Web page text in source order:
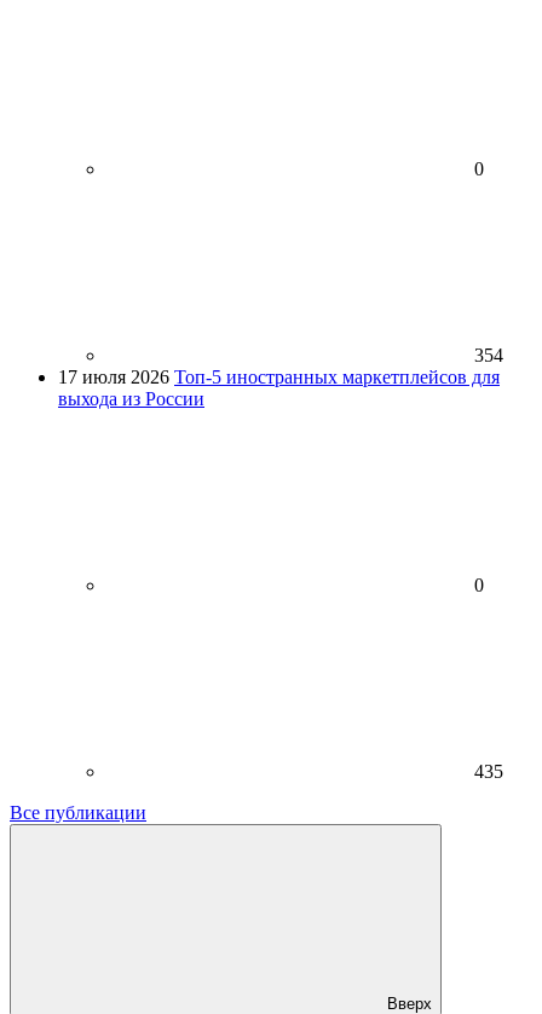
0
354
17 июля 2026 Топ-5 иностранных маркетплейсов для
выхода из России
0
435
Все публикации
Вверх